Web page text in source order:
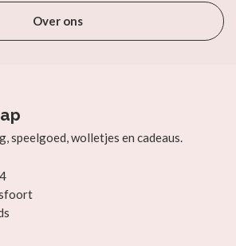
Over ons
speelgoed, wolletjes en cadeaus.